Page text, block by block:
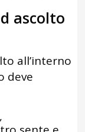
ascolto
all’interno
deve